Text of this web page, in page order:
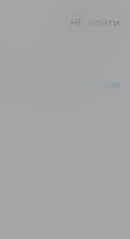
Войти
p24.app